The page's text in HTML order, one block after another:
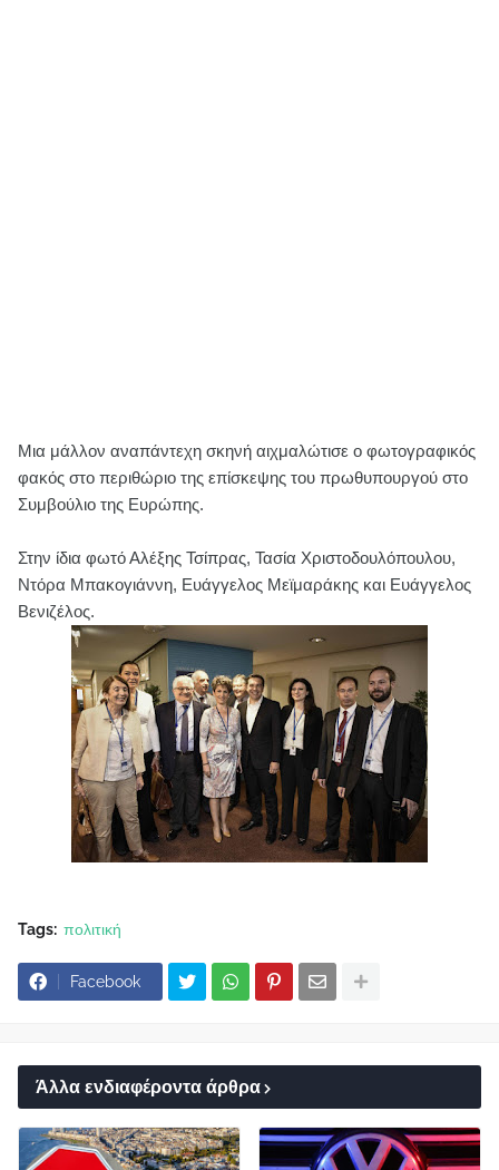
Μια μάλλον αναπάντεχη σκηνή αιχμαλώτισε ο φωτογραφικός
φακός στο περιθώριο της επίσκεψης του πρωθυπουργού στο
Συμβούλιο της Ευρώπης.
Στην ίδια φωτό Αλέξης Τσίπρας, Τασία Χριστοδουλόπουλου,
Ντόρα Μπακογιάννη, Ευάγγελος Μεϊμαράκης και Ευάγγελος
Βενιζέλος.
Tags: πολιτική
Facebook
Άλλα ενδιαφέροντα άρθρα